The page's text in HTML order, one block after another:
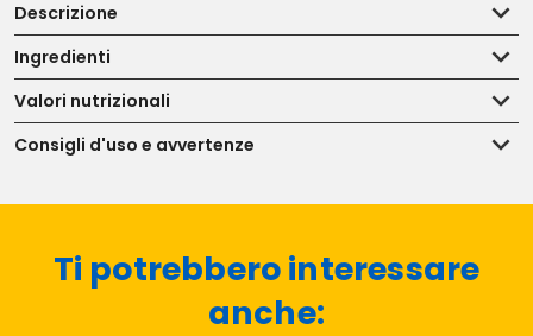
Descrizione
Ingredienti
Valori nutrizionali
Consigli d'uso e avvertenze
Ti potrebbero interessare
anche: